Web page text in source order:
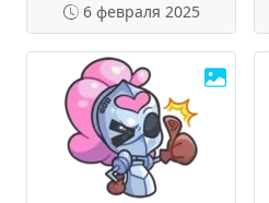
6 февраля 2025